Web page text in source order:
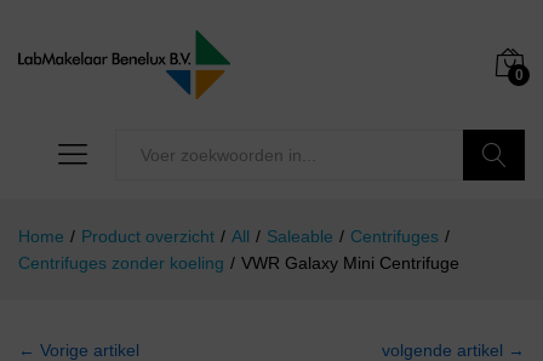
0
Home / Product overzicht / All / Saleable / Centrifuges /
Centrifuges zonder koeling / VWR Galaxy Mini Centrifuge
← Vorige artikel volgende artikel →